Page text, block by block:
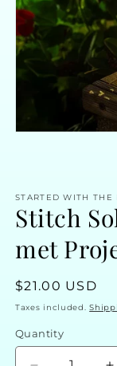
STARTED WITH THE
Stitch
met
Regular
price
$21.00 USD
Taxes included.
Quantity